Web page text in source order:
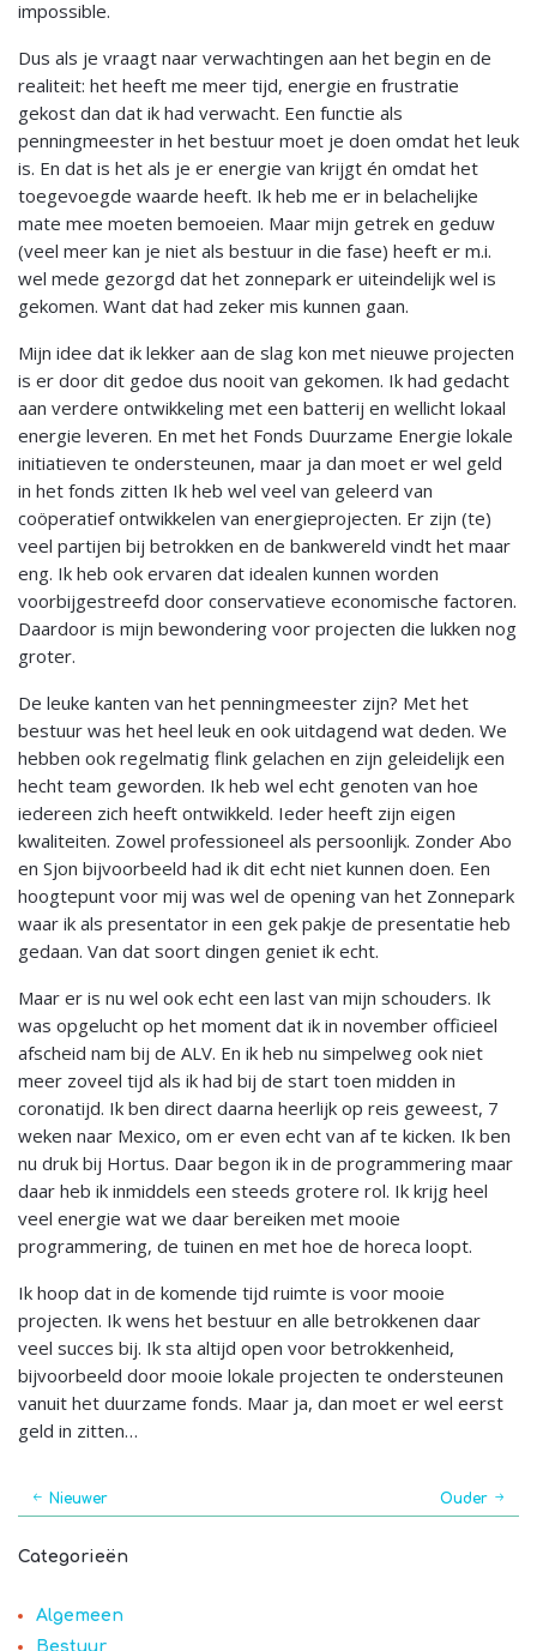
impossible.
Dus als je vraagt naar verwachtingen aan het begin en de
realiteit: het heeft me meer tijd, energie en frustratie
gekost dan dat ik had verwacht. Een functie als
penningmeester in het bestuur moet je doen omdat het leuk
is. En dat is het als je er energie van krijgt én omdat het
toegevoegde waarde heeft. Ik heb me er in belachelijke
mate mee moeten bemoeien. Maar mijn getrek en geduw
(veel meer kan je niet als bestuur in die fase) heeft er m.i.
wel mede gezorgd dat het zonnepark er uiteindelijk wel is
gekomen. Want dat had zeker mis kunnen gaan.
Mijn idee dat ik lekker aan de slag kon met nieuwe projecten
is er door dit gedoe dus nooit van gekomen. Ik had gedacht
aan verdere ontwikkeling met een batterij en wellicht lokaal
energie leveren. En met het Fonds Duurzame Energie lokale
initiatieven te ondersteunen, maar ja dan moet er wel geld
in het fonds zitten Ik heb wel veel van geleerd van
coöperatief ontwikkelen van energieprojecten. Er zijn (te)
veel partijen bij betrokken en de bankwereld vindt het maar
eng. Ik heb ook ervaren dat idealen kunnen worden
voorbijgestreefd door conservatieve economische factoren.
Daardoor is mijn bewondering voor projecten die lukken nog
groter.
De leuke kanten van het penningmeester zijn? Met het
bestuur was het heel leuk en ook uitdagend wat deden. We
hebben ook regelmatig flink gelachen en zijn geleidelijk een
hecht team geworden. Ik heb wel echt genoten van hoe
iedereen zich heeft ontwikkeld. Ieder heeft zijn eigen
kwaliteiten. Zowel professioneel als persoonlijk. Zonder Abo
en Sjon bijvoorbeeld had ik dit echt niet kunnen doen. Een
hoogtepunt voor mij was wel de opening van het Zonnepark
waar ik als presentator in een gek pakje de presentatie heb
gedaan. Van dat soort dingen geniet ik echt.
Maar er is nu wel ook echt een last van mijn schouders. Ik
was opgelucht op het moment dat ik in november officieel
afscheid nam bij de ALV. En ik heb nu simpelweg ook niet
meer zoveel tijd als ik had bij de start toen midden in
coronatijd. Ik ben direct daarna heerlijk op reis geweest, 7
weken naar Mexico, om er even echt van af te kicken. Ik ben
nu druk bij Hortus. Daar begon ik in de programmering maar
daar heb ik inmiddels een steeds grotere rol. Ik krijg heel
veel energie wat we daar bereiken met mooie
programmering, de tuinen en met hoe de horeca loopt.
Ik hoop dat in de komende tijd ruimte is voor mooie
projecten. Ik wens het bestuur en alle betrokkenen daar
veel succes bij. Ik sta altijd open voor betrokkenheid,
bijvoorbeeld door mooie lokale projecten te ondersteunen
vanuit het duurzame fonds. Maar ja, dan moet er wel eerst
geld in zitten…
Nieuwer Ouder
Categorieën
Algemeen
Bestuur